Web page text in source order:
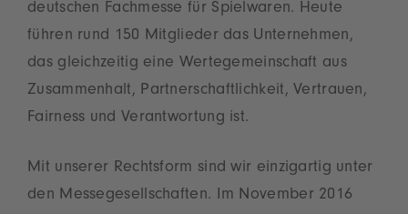
deutschen Fachmesse für Spielwaren. Heute
führen rund 150 Mitglieder das Unternehmen,
das gleichzeitig eine Wertegemeinschaft aus
Zusammenhalt, Partnerschaftlichkeit, Vertrauen,
Fairness und Verantwortung ist.
Mit unserer Rechtsform sind wir einzigartig unter
den Messegesellschaften. Im November 2016